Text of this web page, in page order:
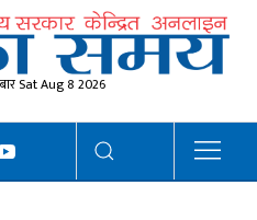
Sat Aug 8 2026